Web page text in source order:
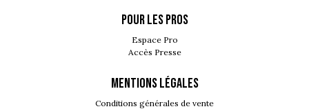
POUR LES PROS
Espace Pro
Accès Presse
MENTIONS LÉGALES
Conditions générales de vente